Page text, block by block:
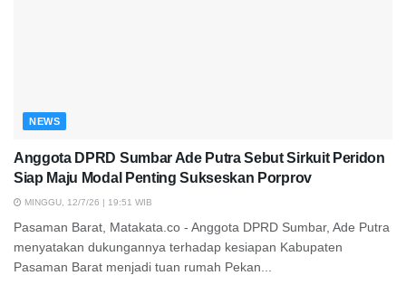
NEWS
Anggota DPRD Sumbar Ade Putra Sebut Sirkuit Peridon
Siap Maju Modal Penting Sukseskan Porprov
MINGGU, 12/7/26 | 19:51 WIB
Pasaman Barat, Matakata.co - Anggota DPRD Sumbar, Ade Putra
menyatakan dukungannya terhadap kesiapan Kabupaten
Pasaman Barat menjadi tuan rumah Pekan...